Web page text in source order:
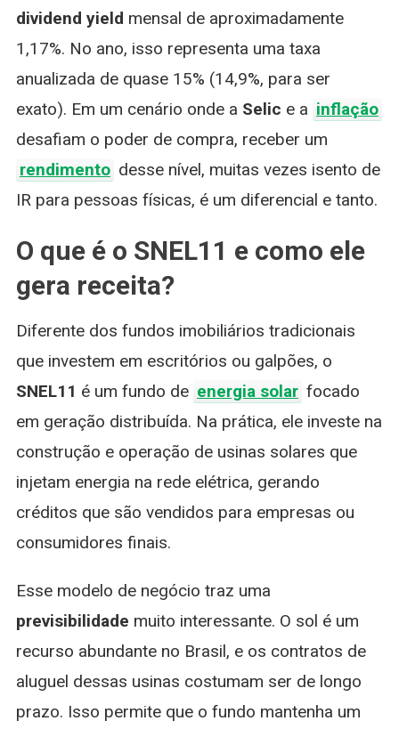
dividend yield mensal de aproximadamente
1,17%. No ano, isso representa uma taxa
anualizada de quase 15% (14,9%, para ser
exato). Em um cenário onde a Selic e a inflação
desafiam o poder de compra, receber um
rendimento desse nível, muitas vezes isento de
IR para pessoas físicas, é um diferencial e tanto.
O que é o SNEL11 e como ele
gera receita?
Diferente dos fundos imobiliários tradicionais
que investem em escritórios ou galpões, o
SNEL11 é um fundo de energia solar focado
em geração distribuída. Na prática, ele investe na
construção e operação de usinas solares que
injetam energia na rede elétrica, gerando
créditos que são vendidos para empresas ou
consumidores finais.
Esse modelo de negócio traz uma
previsibilidade muito interessante. O sol é um
recurso abundante no Brasil, e os contratos de
aluguel dessas usinas costumam ser de longo
prazo. Isso permite que o fundo mantenha um